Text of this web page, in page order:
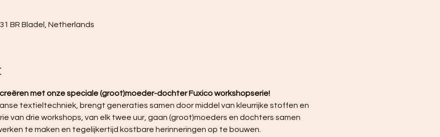
BR Bladel, Netherlands
met onze speciale (groot)moeder-dochter Fuxico workshopserie!
textieltechniek, brengt generaties samen door middel van kleurrijke stoffen en
van drie workshops, van elk twee uur, gaan (groot)moeders en dochters samen
te maken en tegelijkertijd kostbare herinneringen op te bouwen.